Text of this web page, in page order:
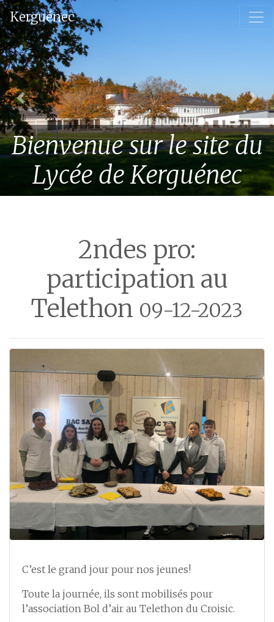
Kerguénec
Bienvenue sur le site du
Lycée de Kerguénec
Nos formations: 4ème & 3ème
Professionnelle - Bac pro
SAPAT - Bac pro TCVA - CAP
SAPVER .
Previous
2ndes pro:
participation au
Telethon 09-12-2023
C’est le grand jour pour nos jeunes!
Toute la journée, ils sont mobilisés pour
l’association Bol d’air au Telethon du Croisic.